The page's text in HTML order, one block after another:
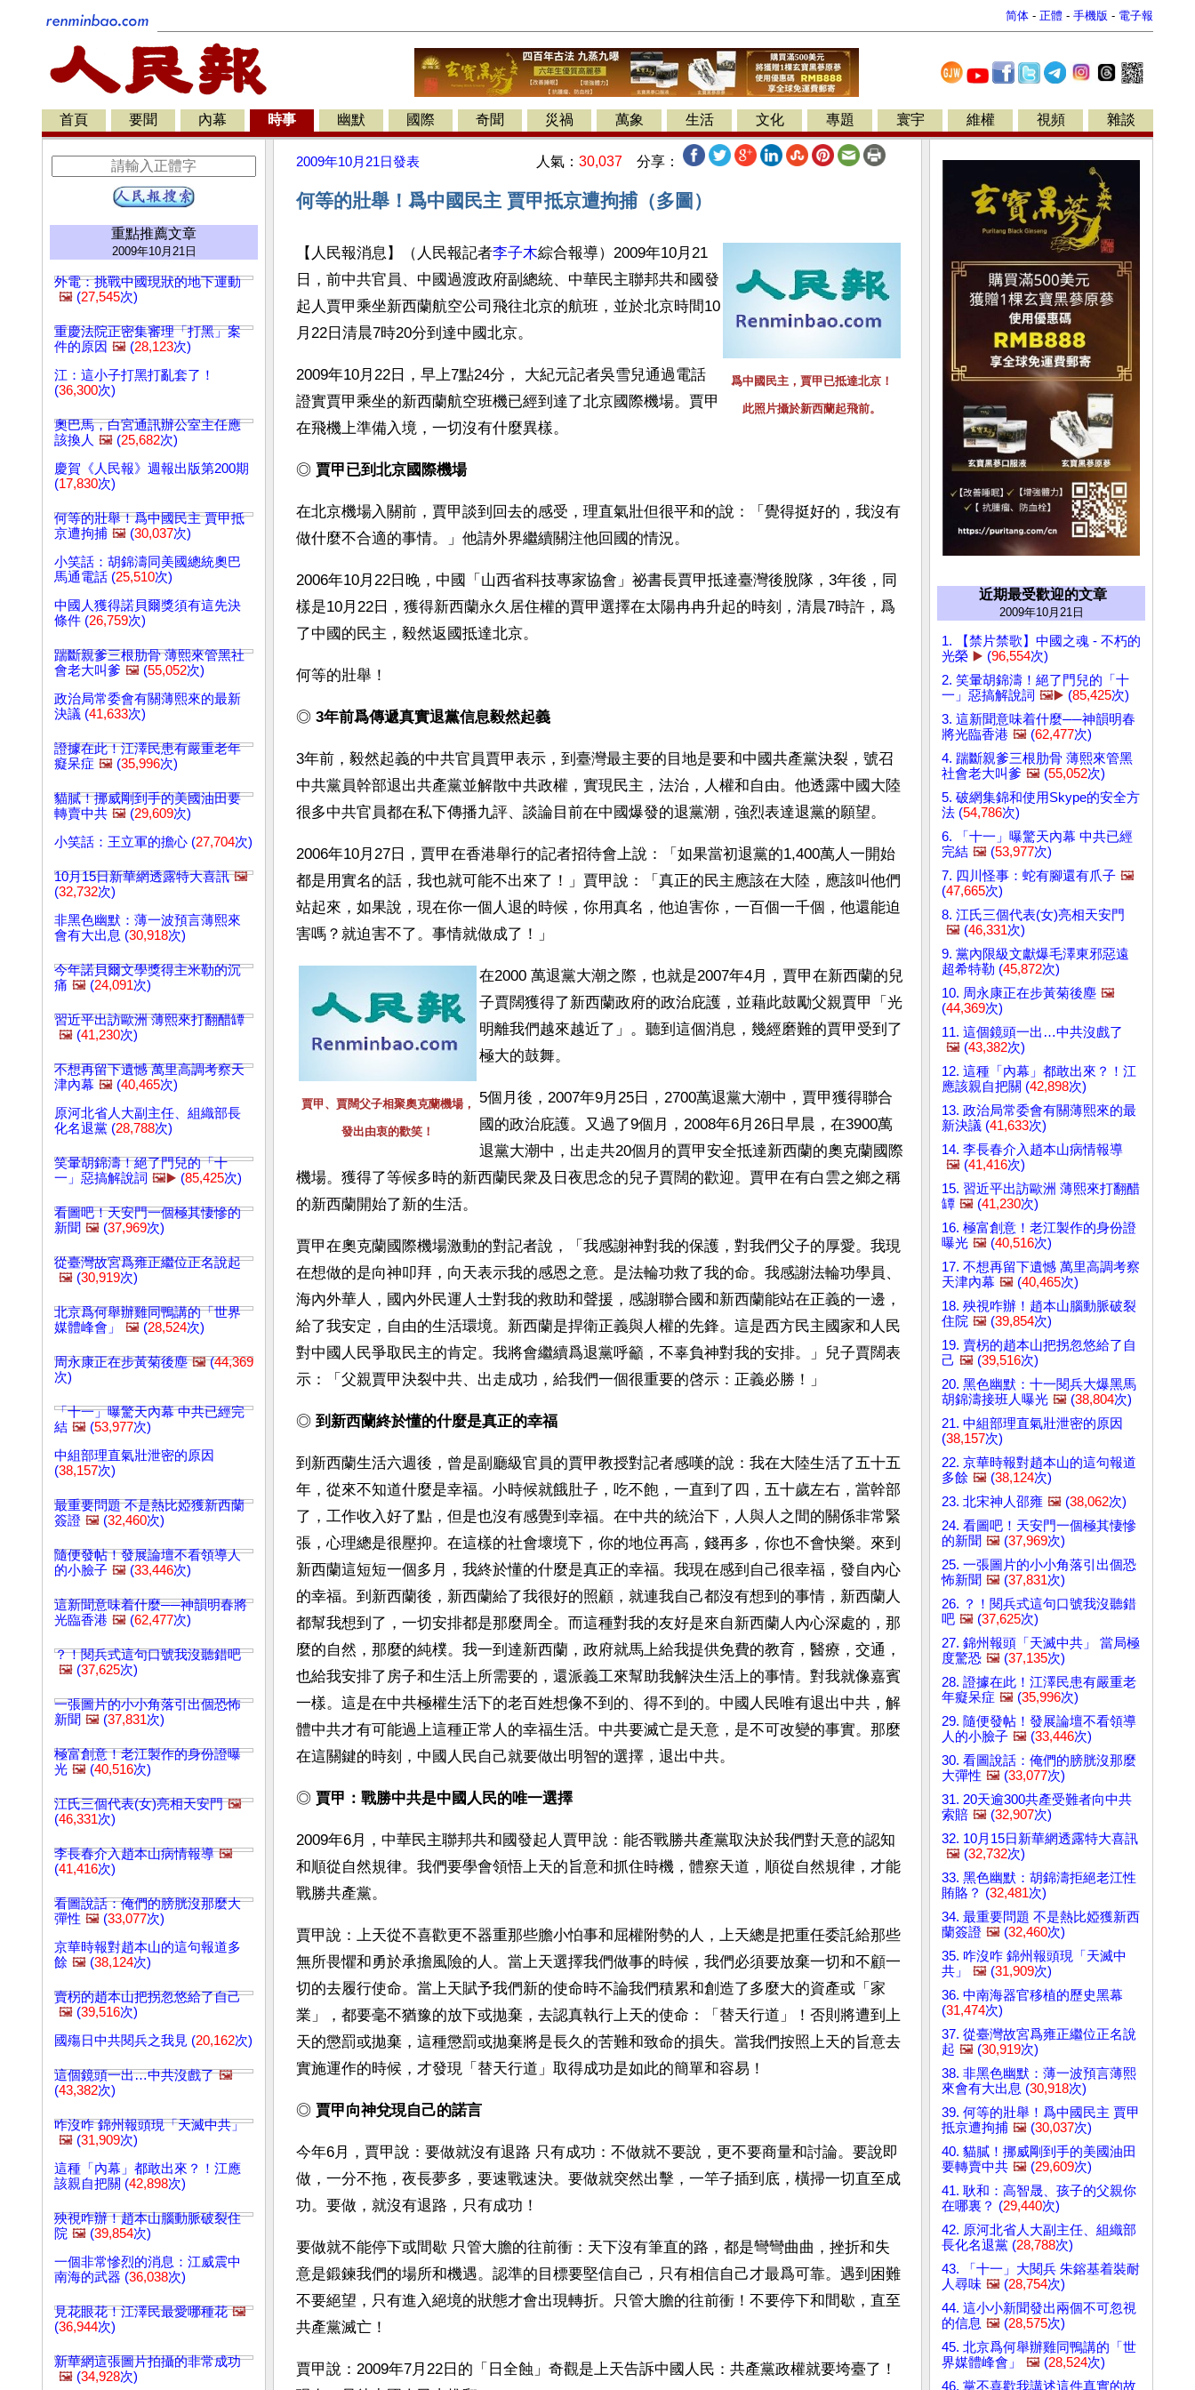
简体 - 正體 - 手機版 - 電子報
首頁 要聞 內幕 時事 幽默 國際 奇聞 災禍 萬象 生活 文化 專題 寰宇 維權 視頻 雜談
重點推薦文章
2009年10月21日
外電：挑戰中國現狀的地下運動
🖼️ (27,545次)
重慶法院正密集審理「打黑」案
件的原因 🖼️ (28,123次)
江：這小子打黑打亂套了！
(36,300次)
奧巴馬，白宮通訊辦公室主任應
該換人 🖼️ (25,682次)
慶賀《人民報》週報出版第200期
(17,830次)
何等的壯舉！爲中國民主 賈甲抵
京遭拘捕 🖼️ (30,037次)
小笑話：胡錦濤同美國總統奧巴
馬通電話 (25,510次)
中國人獲得諾貝爾獎須有這先決
條件 (26,759次)
踹斷親爹三根肋骨 薄熙來管黑社
會老大叫爹 🖼️ (55,052次)
政治局常委會有關薄熙來的最新
決議 (41,633次)
證據在此！江澤民患有嚴重老年
癡呆症 🖼️ (35,996次)
貓膩！挪威剛到手的美國油田要
轉賣中共 🖼️ (29,609次)
小笑話：王立軍的擔心 (27,704次)
10月15日新華網透露特大喜訊 🖼️
(32,732次)
非黑色幽默：薄一波預言薄熙來
會有大出息 (30,918次)
今年諾貝爾文學獎得主米勒的沉
痛 🖼️ (24,091次)
習近平出訪歐洲 薄熙來打翻醋罈
🖼️ (41,230次)
不想再留下遺憾 萬里高調考察天
津內幕 🖼️ (40,465次)
原河北省人大副主任、組織部長
化名退黨 (28,788次)
笑暈胡錦濤！絕了門兒的「十
一」惡搞解說詞 🖼️▶️ (85,425次)
看圖吧！天安門一個極其悽慘的
新聞 🖼️ (37,969次)
從臺灣故宮爲雍正繼位正名說起
🖼️ (30,919次)
北京爲何舉辦雞同鴨講的「世界
媒體峰會」
🖼️ (28,524次)
周永康正在步黃菊後塵 🖼️(44,369
次)
「十一」曝驚天內幕 中共已經完
結 🖼️ (53,977次)
中組部理直氣壯泄密的原因
(38,157次)
最重要問題 不是熱比婭獲新西蘭
簽證 🖼️ (32,460次)
隨便發帖！發展論壇不看領導人
的小臉子 🖼️ (33,446次)
這新聞意味着什麼──神韻明春將
光臨香港 🖼️ (62,477次)
？！閱兵式這句口號我沒聽錯吧
🖼️ (37,625次)
一張圖片的小小角落引出個恐怖
新聞 🖼️ (37,831次)
極富創意！老江製作的身份證曝
光 🖼️ (40,516次)
江氏三個代表(女)亮相天安門 🖼️
(46,331次)
李長春介入趙本山病情報導 🖼️
(41,416次)
看圖說話：俺們的膀胱沒那麼大
彈性 🖼️ (33,077次)
京華時報對趙本山的這句報道多
餘 🖼️ (38,124次)
賣柺的趙本山把拐忽悠給了自己
🖼️ (39,516次)
國殤日中共閱兵之我見 (20,162次)
這個鏡頭一出…中共沒戲了 🖼️
(43,382次)
咋沒咋 錦州報頭現「天滅中共」
🖼️ (31,909次)
這種「內幕」都敢出來？！江應
該親自把關 (42,898次)
殃視咋辦！趙本山腦動脈破裂住
院 🖼️ (39,854次)
一個非常慘烈的消息：江威震中
南海的武器 (36,038次)
見花眼花！江澤民最愛哪種花 🖼️
(36,944次)
新華網這張圖片拍攝的非常成功
🖼️ (34,928次)
2009年10月21日發表 人氣： 30,037 分享：
何等的壯舉！爲中國民主 賈甲抵京遭拘捕（多圖）
爲中國民主，賈甲已抵達北京！
此照片攝於新西蘭起飛前。
【人民報消息】（人民報記者李子木綜合報導）2009年10月21
日，前中共官員、中國過渡政府副總統、中華民主聯邦共和國發
起人賈甲乘坐新西蘭航空公司飛往北京的航班，並於北京時間10
月22日清晨7時20分到達中國北京。
2009年10月22日，早上7點24分， 大紀元記者吳雪兒通過電話
證實賈甲乘坐的新西蘭航空班機已經到達了北京國際機場。賈甲
在飛機上準備入境，一切沒有什麼異樣。
◎ 賈甲已到北京國際機場
在北京機場入關前，賈甲談到回去的感受，理直氣壯但很平和的說：「覺得挺好的，我沒有
做什麼不合適的事情。」他請外界繼續關注他回國的情況。
2006年10月22日晚，中國「山西省科技專家協會」祕書長賈甲抵達臺灣後脫隊，3年後，同
樣是10月22日，獲得新西蘭永久居住權的賈甲選擇在太陽冉冉升起的時刻，清晨7時許，爲
了中國的民主，毅然返國抵達北京。
何等的壯舉！
◎ 3年前爲傳遞真實退黨信息毅然起義
3年前，毅然起義的中共官員賈甲表示，到臺灣最主要的目地是要和中國共產黨決裂，號召
中共黨員幹部退出共產黨並解散中共政權，實現民主，法治，人權和自由。他透露中國大陸
很多中共官員都在私下傳播九評、談論目前在中國爆發的退黨潮，強烈表達退黨的願望。
2006年10月27日，賈甲在香港舉行的記者招待會上說：「如果當初退黨的1,400萬人一開始
都是用實名的話，我也就可能不出來了！」賈甲說：「真正的民主應該在大陸，應該叫他們
站起來，如果說，現在你一個人退的時候，你用真名，他迫害你，一百個一千個，他還能迫
害嗎？就迫害不了。事情就做成了！」
賈甲、賈闊父子相聚奧克蘭機場，
發出由衷的歡笑！
在2000 萬退黨大潮之際，也就是2007年4月，賈甲在新西蘭的兒
子賈闊獲得了新西蘭政府的政治庇護，並藉此鼓勵父親賈甲「光
明離我們越來越近了」。聽到這個消息，幾經磨難的賈甲受到了
極大的鼓舞。
5個月後，2007年9月25日，2700萬退黨大潮中，賈甲獲得聯合
國的政治庇護。又過了9個月，2008年6月26日早晨，在3900萬
退黨大潮中，出走共20個月的賈甲安全抵達新西蘭的奧克蘭國際
機場。獲得了等候多時的新西蘭民衆及日夜思念的兒子賈闊的歡迎。賈甲在有白雲之鄉之稱
的新西蘭開始了新的生活。
賈甲在奧克蘭國際機場激動的對記者說，「我感謝神對我的保護，對我們父子的厚愛。我現
在想做的是向神叩拜，向天表示我的感恩之意。是法輪功救了我的命。我感謝法輪功學員、
海內外華人，國內外民運人士對我的救助和聲援，感謝聯合國和新西蘭能站在正義的一邊，
給了我安定，自由的生活環境。新西蘭是捍衛正義與人權的先鋒。這是西方民主國家和人民
對中國人民爭取民主的肯定。我將會繼續爲退黨呼籲，不辜負神對我的安排。」兒子賈闊表
示：「父親賈甲決裂中共、出走成功，給我們一個很重要的啓示：正義必勝！」
◎ 到新西蘭終於懂的什麼是真正的幸福
到新西蘭生活六週後，曾是副廳級官員的賈甲教授對記者感嘆的說：我在大陸生活了五十五
年，從來不知道什麼是幸福。小時候就餓肚子，吃不飽，一直到了四，五十歲左右，當幹部
了，工作收入好了點，但是也沒有感覺到幸福。在中共的統治下，人與人之間的關係非常緊
張，心理總是很壓抑。在這樣的社會壞境下，你的地位再高，錢再多，你也不會快樂。來到
新西蘭這短短一個多月，我終於懂的什麼是真正的幸福。我現在感到自己很幸福，發自內心
的幸福。到新西蘭後，新西蘭給了我很好的照顧，就連我自己都沒有想到的事情，新西蘭人
都幫我想到了，一切安排都是那麼周全。而這種對我的友好是來自新西蘭人內心深處的，那
麼的自然，那麼的純樸。我一到達新西蘭，政府就馬上給我提供免費的教育，醫療，交通，
也給我安排了房子和生活上所需要的，還派義工來幫助我解決生活上的事情。對我就像嘉賓
一樣。這是在中共極權生活下的老百姓想像不到的、得不到的。中國人民唯有退出中共，解
體中共才有可能過上這種正常人的幸福生活。中共要滅亡是天意，是不可改變的事實。那麼
在這關鍵的時刻，中國人民自己就要做出明智的選擇，退出中共。
◎ 賈甲：戰勝中共是中國人民的唯一選擇
2009年6月，中華民主聯邦共和國發起人賈甲說：能否戰勝共產黨取決於我們對天意的認知
和順從自然規律。我們要學會領悟上天的旨意和抓住時機，體察天道，順從自然規律，才能
戰勝共產黨。
賈甲說：上天從不喜歡更不器重那些膽小怕事和屈權附勢的人，上天總是把重任委託給那些
無所畏懼和勇於承擔風險的人。當上天選擇我們做事的時候，我們必須要放棄一切和不顧一
切的去履行使命。當上天賦予我們新的使命時不論我們積累和創造了多麼大的資產或「家
業」，都要毫不猶豫的放下或拋棄，去認真執行上天的使命：「替天行道」！否則將遭到上
天的懲罰或拋棄，這種懲罰或拋棄將是長久的苦難和致命的損失。當我們按照上天的旨意去
實施運作的時候，才發現「替天行道」取得成功是如此的簡單和容易！
◎ 賈甲向神兌現自己的諾言
今年6月，賈甲說：要做就沒有退路 只有成功：不做就不要說，更不要商量和討論。要說即
做，一分不拖，夜長夢多，要速戰速決。要做就突然出擊，一竿子插到底，橫掃一切直至成
功。要做，就沒有退路，只有成功！
要做就不能停下或間歇 只管大膽的往前衝：天下沒有筆直的路，都是彎彎曲曲，挫折和失
意是鍛鍊我們的場所和機遇。認準的目標要堅信自己，只有相信自己才最爲可靠。遇到困難
不要絕望，只有進入絕境的狀態才會出現轉折。只管大膽的往前衝！不要停下和間歇，直至
共產黨滅亡！
賈甲說：2009年7月22日的「日全蝕」奇觀是上天告訴中國人民：共產黨政權就要垮臺了！
近期最受歡迎的文章
2009年10月21日
1. 【禁片禁歌】中國之魂 - 不朽的
光榮 ▶️ (96,554次)
2. 笑暈胡錦濤！絕了門兒的「十
一」惡搞解說詞 🖼️▶️ (85,425次)
3. 這新聞意味着什麼──神韻明春
將光臨香港 🖼️ (62,477次)
4. 踹斷親爹三根肋骨 薄熙來管黑
社會老大叫爹 🖼️ (55,052次)
5. 破網集錦和使用Skype的安全方
法 (54,786次)
6. 「十一」曝驚天內幕 中共已經
完結 🖼️ (53,977次)
7. 四川怪事：蛇有腳還有爪子 🖼️
(47,665次)
8. 江氏三個代表(女)亮相天安門
🖼️ (46,331次)
9. 黨內限級文獻爆毛澤東邪惡遠
超希特勒 (45,872次)
10. 周永康正在步黃菊後塵 🖼️
(44,369次)
11. 這個鏡頭一出…中共沒戲了
🖼️ (43,382次)
12. 這種「內幕」都敢出來？！江
應該親自把關 (42,898次)
13. 政治局常委會有關薄熙來的最
新決議 (41,633次)
14. 李長春介入趙本山病情報導
🖼️ (41,416次)
15. 習近平出訪歐洲 薄熙來打翻醋
罈 🖼️ (41,230次)
16. 極富創意！老江製作的身份證
曝光 🖼️ (40,516次)
17. 不想再留下遺憾 萬里高調考察
天津內幕 🖼️ (40,465次)
18. 殃視咋辦！趙本山腦動脈破裂
住院 🖼️ (39,854次)
19. 賣柺的趙本山把拐忽悠給了自
己 🖼️ (39,516次)
20. 黑色幽默：十一閱兵大爆黑馬
胡錦濤接班人曝光 🖼️ (38,804次)
21. 中組部理直氣壯泄密的原因
(38,157次)
22. 京華時報對趙本山的這句報道
多餘 🖼️ (38,124次)
23. 北宋神人邵雍 🖼️ (38,062次)
24. 看圖吧！天安門一個極其悽慘
的新聞 🖼️ (37,969次)
25. 一張圖片的小小角落引出個恐
怖新聞 🖼️ (37,831次)
26. ？！閱兵式這句口號我沒聽錯
吧 🖼️ (37,625次)
27. 錦州報頭「天滅中共」 當局極
度驚恐 🖼️ (37,135次)
28. 證據在此！江澤民患有嚴重老
年癡呆症 🖼️ (35,996次)
29. 隨便發帖！發展論壇不看領導
人的小臉子 🖼️ (33,446次)
30. 看圖說話：俺們的膀胱沒那麼
大彈性 🖼️ (33,077次)
31. 20天逾300共產受難者向中共
索賠 🖼️ (32,907次)
32. 10月15日新華網透露特大喜訊
🖼️ (32,732次)
33. 黑色幽默：胡錦濤拒絕老江性
賄賂？ (32,481次)
34. 最重要問題 不是熱比婭獲新西
蘭簽證 🖼️ (32,460次)
35. 咋沒咋 錦州報頭現「天滅中
共」
🖼️ (31,909次)
36. 中南海器官移植的歷史黑幕
(31,474次)
37. 從臺灣故宮爲雍正繼位正名說
起 🖼️ (30,919次)
38. 非黑色幽默：薄一波預言薄熙
來會有大出息 (30,918次)
39. 何等的壯舉！爲中國民主 賈甲
抵京遭拘捕 🖼️ (30,037次)
40. 貓膩！挪威剛到手的美國油田
要轉賣中共 🖼️ (29,609次)
41. 耿和：高智晟、孩子的父親你
在哪裏？ (29,440次)
42. 原河北省人大副主任、組織部
長化名退黨 (28,788次)
43. 「十一」大閱兵 朱鎔基着裝耐
人尋味 🖼️ (28,754次)
44. 這小小新聞發出兩個不可忽視
的信息 🖼️ (28,575次)
45. 北京爲何舉辦雞同鴨講的「世
界媒體峰會」
🖼️ (28,524次)
46. 黨不喜歡我講述這件真實的故